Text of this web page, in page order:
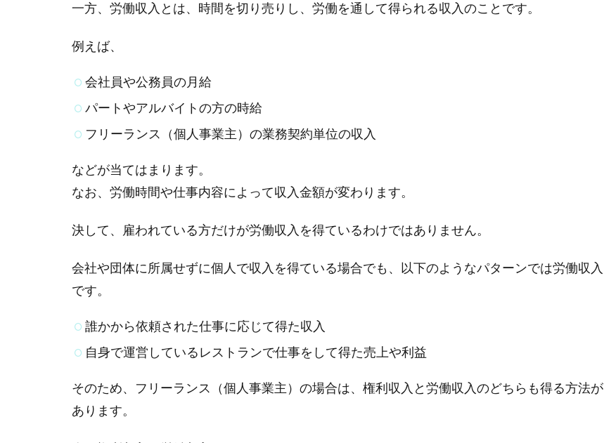
一方、労働収入とは、時間を切り売りし、労働を通して得られる収入のことです。
例えば、
会社員や公務員の月給
パートやアルバイトの方の時給
フリーランス（個人事業主）の業務契約単位の収入
などが当てはまります。
なお、労働時間や仕事内容によって収入金額が変わります。
決して、雇われている方だけが労働収入を得ているわけではありません。
会社や団体に所属せずに個人で収入を得ている場合でも、以下のようなパターンでは労働収入
です。
誰かから依頼された仕事に応じて得た収入
自身で運営しているレストランで仕事をして得た売上や利益
そのため、フリーランス（個人事業主）の場合は、権利収入と労働収入のどちらも得る方法が
あります。